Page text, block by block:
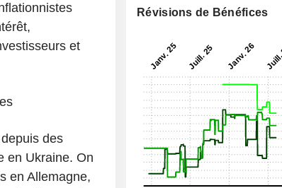
et
des
en Ukraine. On
en Allemagne,
Révisions de Bénéfices